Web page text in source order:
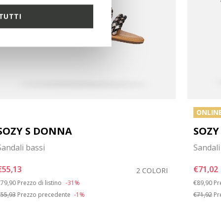
S DONNA
bassi
2 COLORI
reduced from
to
Prezzo di listino -31%
Prezzo precedente -1%
€71,02
Price
€89,90 to
€71,92